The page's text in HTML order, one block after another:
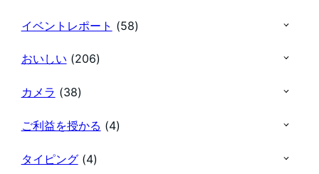
イベントレポート (58)
おいしい (206)
カメラ (38)
ご利益を授かる (4)
タイピング(4)